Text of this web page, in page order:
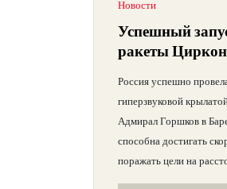
Новости
Успешный
ракеты
Россия успешно
гиперзвуковой
Адмирал Горшков в
способна достигать
поражать цели на
километров. В